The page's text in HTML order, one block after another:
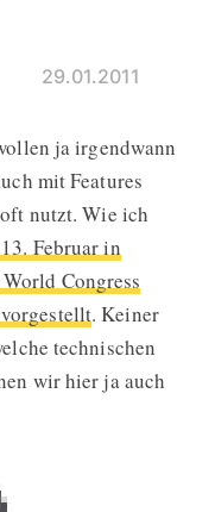
29.01.2011
ja irgendwann
mit Features
nutzt. Wie ich
Februar in
Congress
vorgestellt. Keiner
technischen
wir hier ja auch